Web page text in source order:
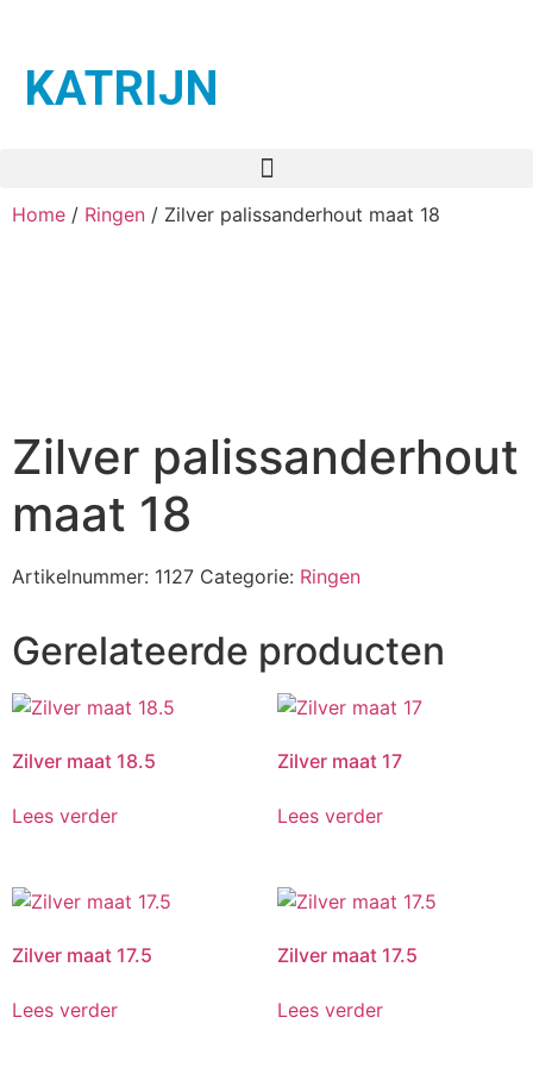
KATRIJN
Home / Ringen / Zilver palissanderhout maat 18
Zilver palissanderhout
maat 18
Artikelnummer: 1127 Categorie: Ringen
Gerelateerde producten
Zilver maat 18.5
Lees verder
Zilver maat 17
Lees verder
Zilver maat 17.5
Lees verder
Zilver maat 17.5
Lees verder